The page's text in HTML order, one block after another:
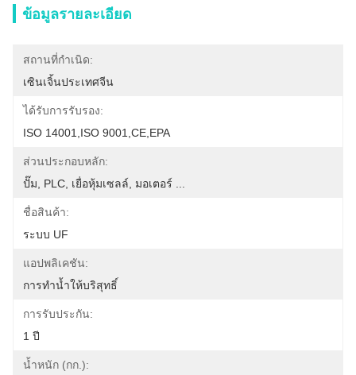
ข้อมูลรายละเอียด
สถานที่กำเนิด:
เซินเจิ้นประเทศจีน
ได้รับการรับรอง:
ISO 14001,ISO 9001,CE,EPA
ส่วนประกอบหลัก:
ปั๊ม, PLC, เยื่อหุ้มเซลล์, มอเตอร์ ...
ชื่อสินค้า:
ระบบ UF
แอปพลิเคชัน:
การทำน้ำให้บริสุทธิ์
การรับประกัน:
1 ปี
น้ำหนัก (กก.):